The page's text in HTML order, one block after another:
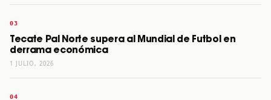
Tecate Pal Norte supera al Mundial de Futbol en
derrama económica
1 JULIO, 2026